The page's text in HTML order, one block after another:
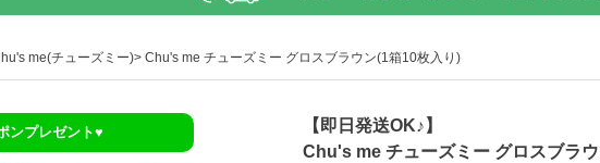
me(チューズミー) Chu's me チューズミー グロスブラウン(1箱10枚入り)
ンプレゼント♥
【即日発送OK♪】
Chu's me チューズミー グロスブラ